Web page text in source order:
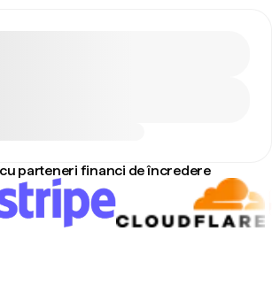
parteneri financi de încredere